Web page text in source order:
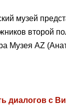
музей
второй
Музея AZ
диалогов с